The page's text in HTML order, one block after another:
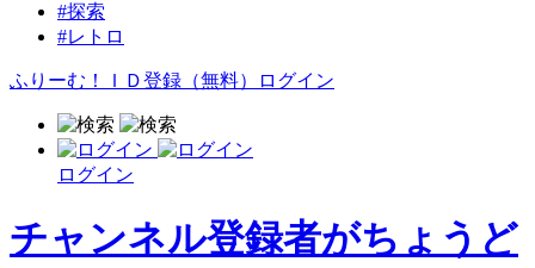
#探索
#レトロ
ふりーむ！ＩＤ登録（無料） ログイン
ログイン
チャンネル登録者がちょうど